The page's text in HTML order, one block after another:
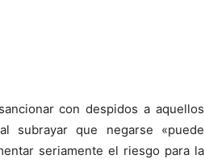
con despidos a aquellos
subrayar que negarse «puede
seriamente el riesgo para la